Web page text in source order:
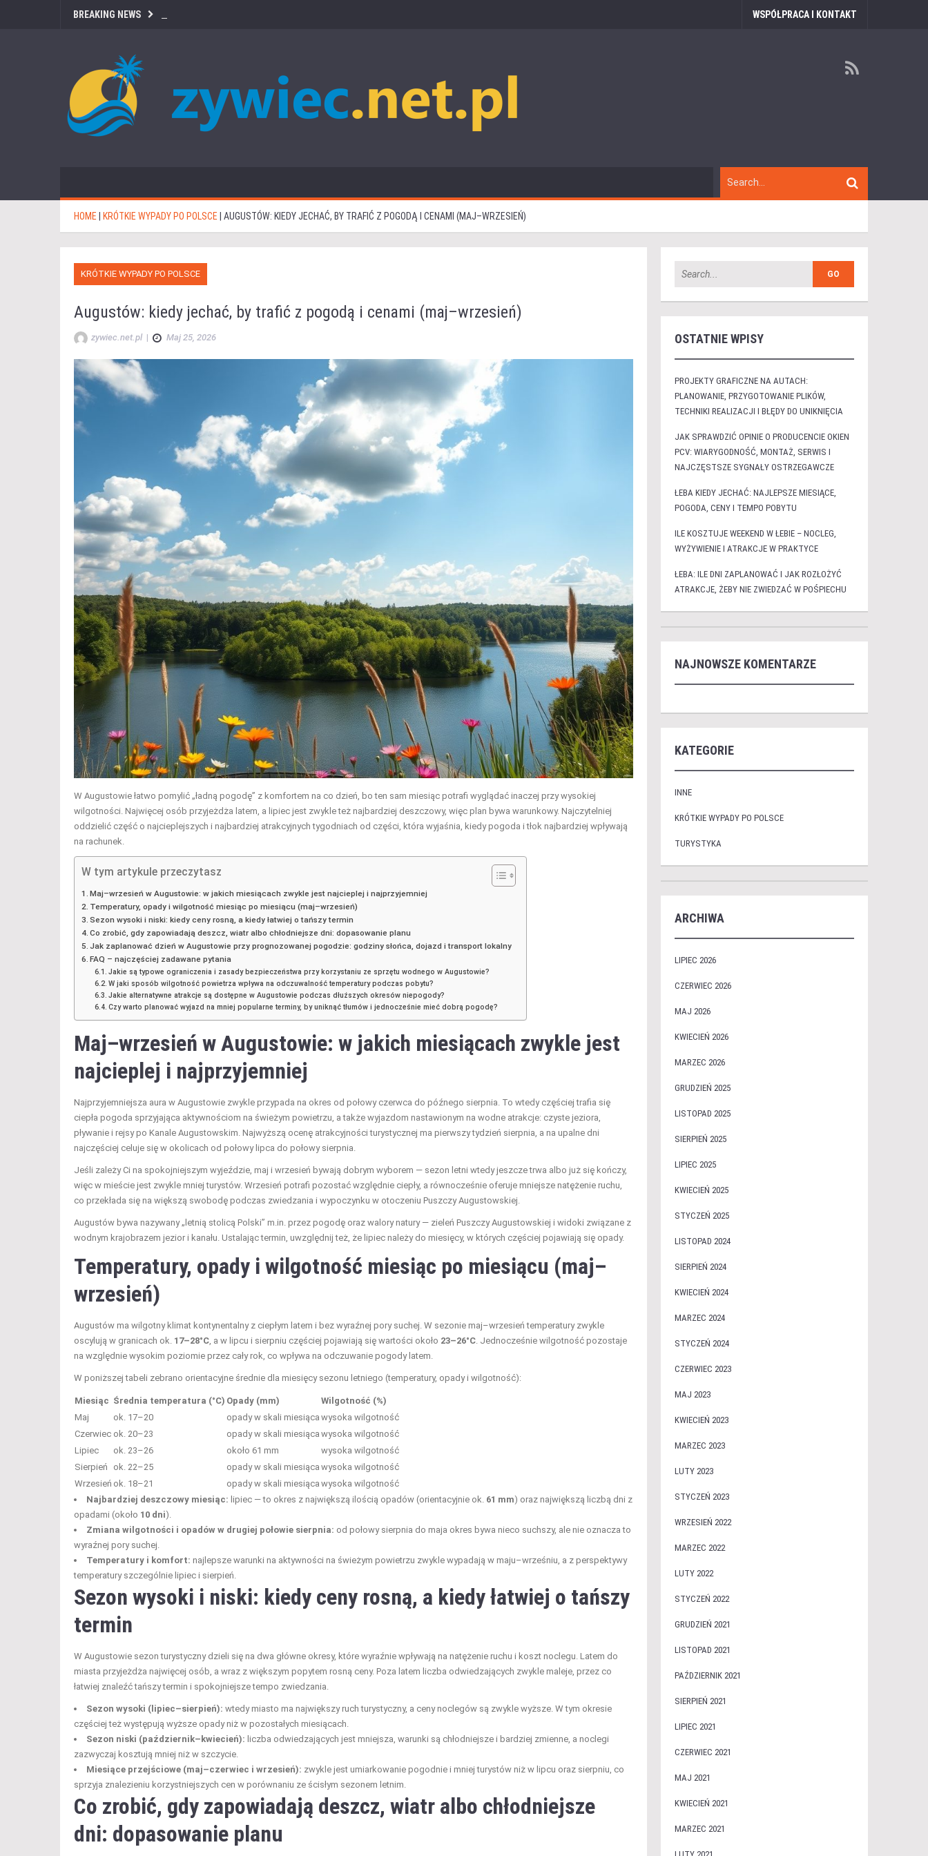
BREAKING NEWS WSPÓŁPRACA I KONTAKT
HOME KRÓTKIE WYPADY PO POLSCE AUGUSTÓW: KIEDY JECHAĆ, BY TRAFIĆ Z POGODĄ I CENAMI (MAJ–WRZESIEŃ)
KRÓTKIE WYPADY PO POLSCE
Augustów: kiedy jechać, by trafić z pogodą i cenami (maj–wrzesień)
zywiec.net.pl | Maj 25, 2026
W Augustowie łatwo pomylić „ładną pogodę” z komfortem na co dzień, bo ten sam miesiąc potrafi wyglądać inaczej przy wysokiej
wilgotności. Najwięcej osób przyjeżdża latem, a lipiec jest zwykle też najbardziej deszczowy, więc plan bywa warunkowy. Najczytelniej
oddzielić część o najcieplejszych i najbardziej atrakcyjnych tygodniach od części, która wyjaśnia, kiedy pogoda i tłok najbardziej wpływają
na rachunek.
W tym artykule przeczytasz
Maj–wrzesień w Augustowie: w jakich miesiącach zwykle jest najcieplej i najprzyjemniej
Temperatury, opady i wilgotność miesiąc po miesiącu (maj–wrzesień)
Sezon wysoki i niski: kiedy ceny rosną, a kiedy łatwiej o tańszy termin
Co zrobić, gdy zapowiadają deszcz, wiatr albo chłodniejsze dni: dopasowanie planu
Jak zaplanować dzień w Augustowie przy prognozowanej pogodzie: godziny słońca, dojazd i transport lokalny
FAQ – najczęściej zadawane pytania
Jakie są typowe ograniczenia i zasady bezpieczeństwa przy korzystaniu ze sprzętu wodnego w Augustowie?
W jaki sposób wilgotność powietrza wpływa na odczuwalność temperatury podczas pobytu?
Jakie alternatywne atrakcje są dostępne w Augustowie podczas dłuższych okresów niepogody?
Czy warto planować wyjazd na mniej popularne terminy, by uniknąć tłumów i jednocześnie mieć dobrą pogodę?
Maj–wrzesień w Augustowie: w jakich miesiącach zwykle jest
najcieplej i najprzyjemniej
Najprzyjemniejsza aura w Augustowie zwykle przypada na okres od połowy czerwca do późnego sierpnia. To wtedy częściej trafia się
ciepła pogoda sprzyjająca aktywnościom na świeżym powietrzu, a także wyjazdom nastawionym na wodne atrakcje: czyste jeziora,
pływanie i rejsy po Kanale Augustowskim. Najwyższą ocenę atrakcyjności turystycznej ma pierwszy tydzień sierpnia, a na upalne dni
najczęściej celuje się w okolicach od połowy lipca do połowy sierpnia.
Jeśli zależy Ci na spokojniejszym wyjeździe, maj i wrzesień bywają dobrym wyborem — sezon letni wtedy jeszcze trwa albo już się kończy,
więc w mieście jest zwykle mniej turystów. Wrzesień potrafi pozostać względnie ciepły, a równocześnie oferuje mniejsze natężenie ruchu,
co przekłada się na większą swobodę podczas zwiedzania i wypoczynku w otoczeniu Puszczy Augustowskiej.
Augustów bywa nazywany „letnią stolicą Polski” m.in. przez pogodę oraz walory natury — zieleń Puszczy Augustowskiej i widoki związane z
wodnym krajobrazem jezior i kanału. Ustalając termin, uwzględnij też, że lipiec należy do miesięcy, w których częściej pojawiają się opady.
Temperatury, opady i wilgotność miesiąc po miesiącu (maj–
wrzesień)
Augustów ma wilgotny klimat kontynentalny z ciepłym latem i bez wyraźnej pory suchej. W sezonie maj–wrzesień temperatury zwykle
oscylują w granicach ok. 17–28°C, a w lipcu i sierpniu częściej pojawiają się wartości około 23–26°C. Jednocześnie wilgotność pozostaje
na względnie wysokim poziomie przez cały rok, co wpływa na odczuwanie pogody latem.
W poniższej tabeli zebrano orientacyjne średnie dla miesięcy sezonu letniego (temperatury, opady i wilgotność):
Miesiąc Średnia temperatura (°C) Opady (mm)
Wilgotność (%)
Maj
ok. 17–20 opady w skali miesiąca wysoka wilgotność
Czerwiec ok. 20–23 opady w skali miesiąca wysoka wilgotność
Lipiec
ok. 23–26 około 61 mm
wysoka wilgotność
Sierpień
ok. 22–25 opady w skali miesiąca wysoka wilgotność
Wrzesień ok. 18–21 opady w skali miesiąca wysoka wilgotność
Najbardziej deszczowy miesiąc: lipiec — to okres z największą ilością opadów (orientacyjnie ok. 61 mm) oraz największą liczbą dni z
opadami (około 10 dni).
Zmiana wilgotności i opadów w drugiej połowie sierpnia: od połowy sierpnia do maja okres bywa nieco suchszy, ale nie oznacza to
wyraźnej pory suchej.
Temperatury i komfort: najlepsze warunki na aktywności na świeżym powietrzu zwykle wypadają w maju–wrześniu, a z perspektywy
temperatury szczególnie lipiec i sierpień.
Sezon wysoki i niski: kiedy ceny rosną, a kiedy łatwiej o tańszy
termin
W Augustowie sezon turystyczny dzieli się na dwa główne okresy, które wyraźnie wpływają na natężenie ruchu i koszt noclegu. Latem do
miasta przyjeżdża najwięcej osób, a wraz z większym popytem rosną ceny. Poza latem liczba odwiedzających zwykle maleje, przez co
łatwiej znaleźć tańszy termin i spokojniejsze tempo zwiedzania.
Sezon wysoki (lipiec–sierpień): wtedy miasto ma największy ruch turystyczny, a ceny noclegów są zwykle wyższe. W tym okresie
częściej też występują wyższe opady niż w pozostałych miesiącach.
Sezon niski (październik–kwiecień): liczba odwiedzających jest mniejsza, warunki są chłodniejsze i bardziej zmienne, a noclegi
zazwyczaj kosztują mniej niż w szczycie.
Miesiące przejściowe (maj–czerwiec i wrzesień): zwykle jest umiarkowanie pogodnie i mniej turystów niż w lipcu oraz sierpniu, co
sprzyja znalezieniu korzystniejszych cen w porównaniu ze ścisłym sezonem letnim.
Co zrobić, gdy zapowiadają deszcz, wiatr albo chłodniejsze
dni: dopasowanie planu
OSTATNIE WPISY
PROJEKTY GRAFICZNE NA AUTACH:
PLANOWANIE, PRZYGOTOWANIE PLIKÓW,
TECHNIKI REALIZACJI I BŁĘDY DO UNIKNIĘCIA
JAK SPRAWDZIĆ OPINIE O PRODUCENCIE OKIEN
PCV: WIARYGODNOŚĆ, MONTAŻ, SERWIS I
NAJCZĘSTSZE SYGNAŁY OSTRZEGAWCZE
ŁEBA KIEDY JECHAĆ: NAJLEPSZE MIESIĄCE,
POGODA, CENY I TEMPO POBYTU
ILE KOSZTUJE WEEKEND W ŁEBIE – NOCLEG,
WYŻYWIENIE I ATRAKCJE W PRAKTYCE
ŁEBA: ILE DNI ZAPLANOWAĆ I JAK ROZŁOŻYĆ
ATRAKCJE, ŻEBY NIE ZWIEDZAĆ W POŚPIECHU
NAJNOWSZE KOMENTARZE
KATEGORIE
INNE
KRÓTKIE WYPADY PO POLSCE
TURYSTYKA
ARCHIWA
LIPIEC 2026
CZERWIEC 2026
MAJ 2026
KWIECIEŃ 2026
MARZEC 2026
GRUDZIEŃ 2025
LISTOPAD 2025
SIERPIEŃ 2025
LIPIEC 2025
KWIECIEŃ 2025
STYCZEŃ 2025
LISTOPAD 2024
SIERPIEŃ 2024
KWIECIEŃ 2024
MARZEC 2024
STYCZEŃ 2024
CZERWIEC 2023
MAJ 2023
KWIECIEŃ 2023
MARZEC 2023
LUTY 2023
STYCZEŃ 2023
WRZESIEŃ 2022
MARZEC 2022
LUTY 2022
STYCZEŃ 2022
GRUDZIEŃ 2021
LISTOPAD 2021
PAŹDZIERNIK 2021
SIERPIEŃ 2021
LIPIEC 2021
CZERWIEC 2021
MAJ 2021
KWIECIEŃ 2021
MARZEC 2021